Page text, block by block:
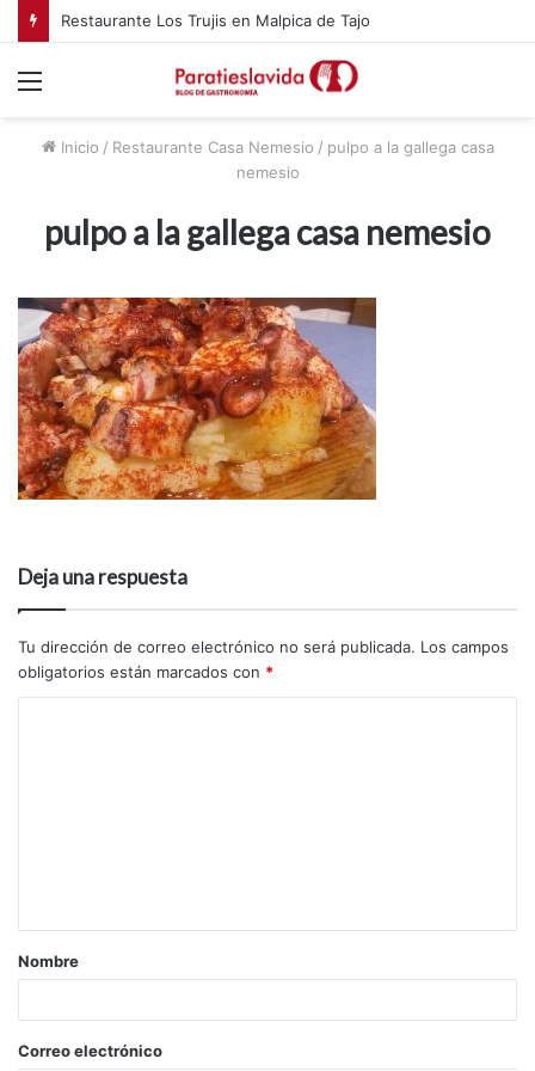
Restaurante Los Trujis en Malpica de Tajo
Inicio / Restaurante Casa Nemesio / pulpo a la gallega casa
nemesio
pulpo a la gallega casa nemesio
Deja una respuesta
Tu dirección de correo electrónico no será publicada. Los campos
obligatorios están marcados con *
Nombre
Correo electrónico